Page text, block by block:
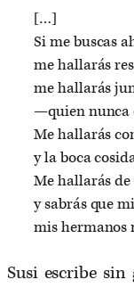
[…]
Si me buscas
me hallarás
me hallarás
—quien nunca
Me hallarás
y la boca
Me hallarás de
y sabrás que
mis hermanos
Susi escribe